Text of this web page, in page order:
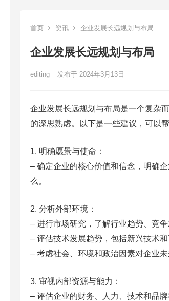
首页 资讯 企业发展长远规划与布局
企业发展长远规划与布局
editing 发布于 2024年3月13日
企业发展长远规划与布局是一个复杂
的深思熟虑。以下是一些建议，可以
1. 明确愿景与使命：
– 确定企业的核心价值和信念，明确
么。
2. 分析外部环境：
– 进行市场研究，了解行业趋势、竞
– 评估技术发展趋势，包括新兴技术和
– 考虑社会、环境和政治因素对企业未
3. 审视内部资源与能力：
– 评估企业的财务、人力、技术和品牌